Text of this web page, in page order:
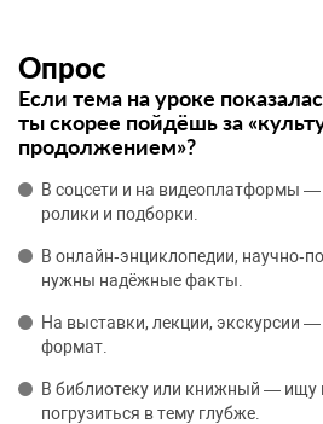
Опрос
Если тема на уроке
ты скорее пойдёшь за
продолжением»?
В соцсети и на видеоплатформы
ролики и подборки.
В онлайн‑энциклопедии,
нужны надёжные факты.
На выставки, лекции, экскурсии
формат.
В библиотеку или книжный — ищу
погрузиться в тему глубже.